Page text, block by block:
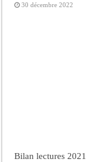
30 décembre 2022
Bilan lectures 2021